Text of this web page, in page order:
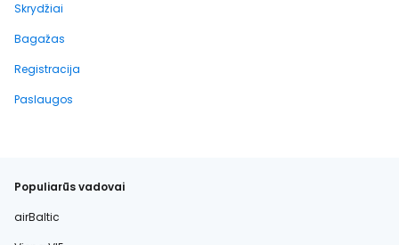
Skrydžiai
Bagažas
Registracija
Paslaugos
Populiarūs vadovai
airBaltic